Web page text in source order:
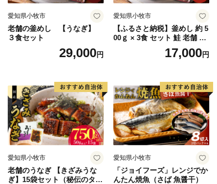
愛知県小牧市
老舗の釜めし 【うなぎ】
３食セット
29,000円
愛知県小牧市
【ふるさと納税】釜めし 約 5
00ｇ × 3食 セット 鮭 老舗 急
速冷凍 レンチン 時短 簡単調
理 食品 加工品 海鮮 手作り
り寄せグルメ 愛知県 小牧市
送料無料
17,000円
愛知県小牧市
老舗のうなぎ 【きざみうな
ぎ】15袋セット（秘伝のタレ
愛知県小牧市
「ジョイフーズ」レンジでか
んたん焼魚（さば 魚醤干）